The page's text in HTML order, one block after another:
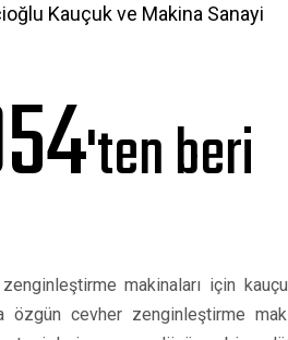
Kauçuk ve Makina Sanayi
'ten beri
makinaları için
özgün cevher zenginleştirme